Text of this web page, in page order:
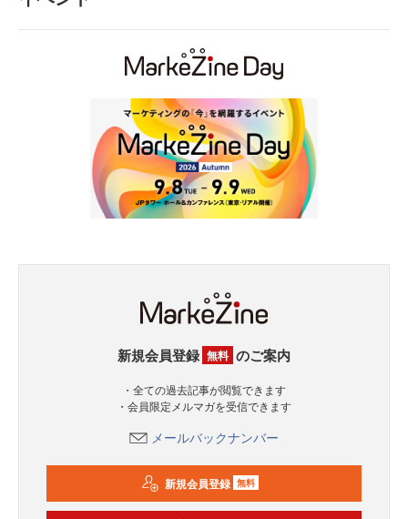
新規会員登録 無料 のご案内
・全ての過去記事が閲覧できます
・会員限定メルマガを受信できます
メールバックナンバー
新規会員登録 無料